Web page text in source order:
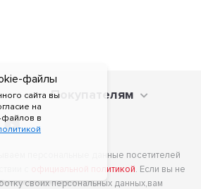
файлы
сайта вы
на
файлов в
Покупателям
персональные данные посетителей
с
официальной политикой. Если вы не
своих персональных данных,вам